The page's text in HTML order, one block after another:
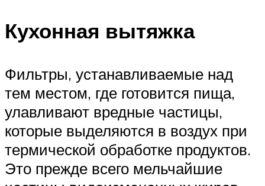
Кухонная вытяжка
Фильтры, устанавливаемые над
тем местом, где готовится пища,
улавливают вредные частицы,
которые выделяются в воздух при
термической обработке продуктов.
Это прежде всего мельчайшие